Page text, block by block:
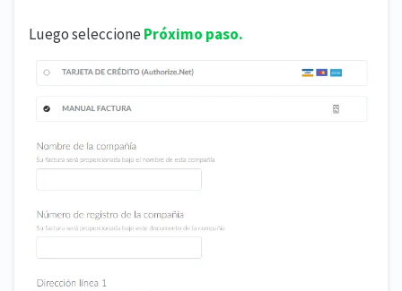
Luego seleccione Próximo paso.